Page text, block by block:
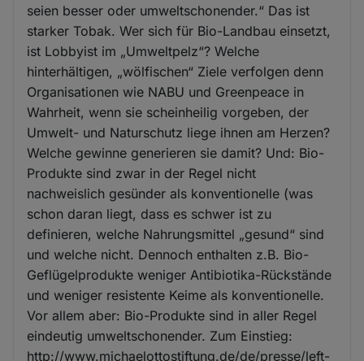
seien besser oder umweltschonender.“ Das ist
starker Tobak. Wer sich für Bio-Landbau einsetzt,
ist Lobbyist im „Umweltpelz“? Welche
hinterhältigen, „wölfischen“ Ziele verfolgen denn
Organisationen wie NABU und Greenpeace in
Wahrheit, wenn sie scheinheilig vorgeben, der
Umwelt- und Naturschutz liege ihnen am Herzen?
Welche gewinne generieren sie damit? Und: Bio-
Produkte sind zwar in der Regel nicht
nachweislich gesünder als konventionelle (was
schon daran liegt, dass es schwer ist zu
definieren, welche Nahrungsmittel „gesund“ sind
und welche nicht. Dennoch enthalten z.B. Bio-
Geflügelprodukte weniger Antibiotika-Rückstände
und weniger resistente Keime als konventionelle.
Vor allem aber: Bio-Produkte sind in aller Regel
eindeutig umweltschonender. Zum Einstieg:
http://www.michaelottostiftung.de/de/presse/left-